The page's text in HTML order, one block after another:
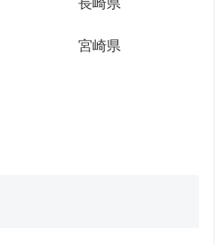
長崎県
宮崎県